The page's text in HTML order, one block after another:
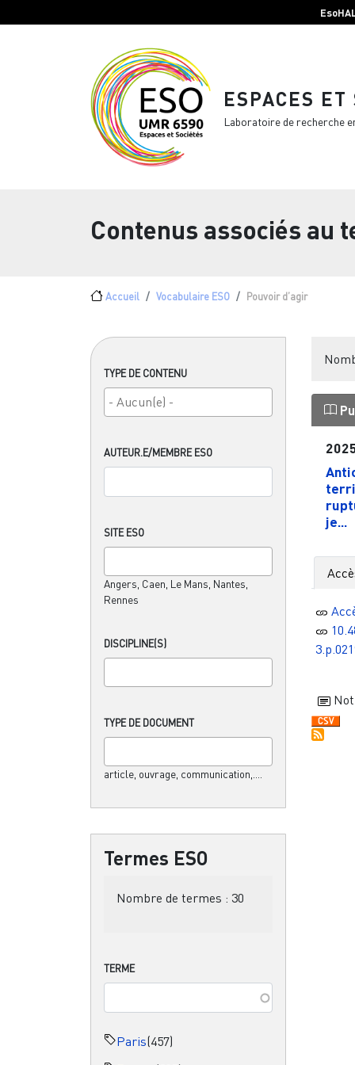
ESPACES ET
Laboratoire de recherche
Contenus associés au
Fil d'Ariane
Accueil Vocabulaire ESO Pouvoir d’agir
TYPE DE CONTENU
AUTEUR.E/MEMBRE ESO
SITE ESO
Angers, Caen, Le Mans, Nantes,
Rennes
DISCIPLINE(S)
TYPE DE DOCUMENT
article, ouvrage, communication,....
Termes ESO
Nombre de termes : 30
TERME
Paris(457)
je...